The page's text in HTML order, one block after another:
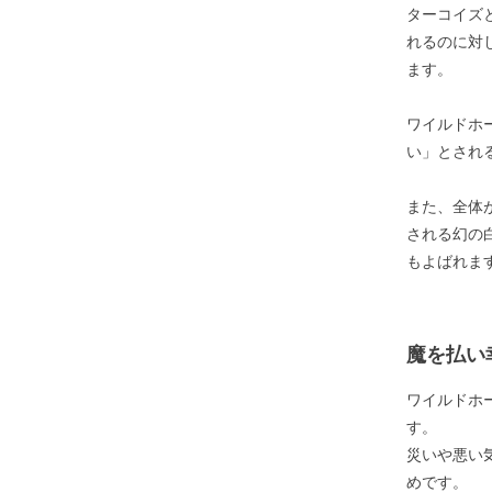
ターコイズ
れるのに対
ます。
ワイルドホ
い」とされ
また、全体
される幻の
もよばれま
魔を払い
ワイルドホ
す。
災いや悪い
めです。